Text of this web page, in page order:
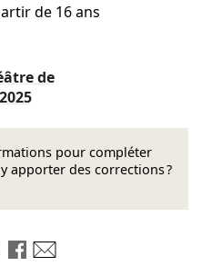
de 16 ans
de
pour compléter
apporter des corrections ?
sur LinkedIn
sur Mastodon
Partager sur Bluesky
Partager sur Facebook